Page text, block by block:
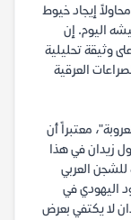
إيجاد خيوط
اليوم. إن
وثيقة تحليلية
العرقية
معتبراً أن
زيدان في هذا
للشجن العربي
اليهودي في
لا يكتفي بعرض